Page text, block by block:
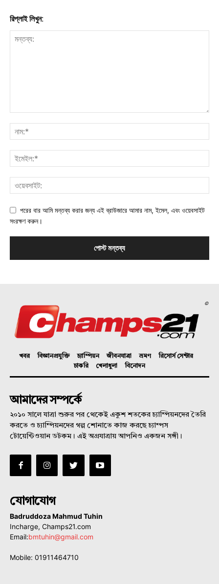
রিপ্লাই লিখুন:
পরের বার আমি মন্তব্য করার জন্য এই ব্রাউজারে আমার নাম, ইমেল, এবং ওয়েবসাইট
সংরক্ষণ করুন।
©
খবর বিজ্ঞানপ্রযুক্তি চ্যাম্পিয়ন জীবনযাত্রা ভ্রমণ
রিসোর্স সেন্টার
চাকরি
খেলাধুলা বিনোদন
আমাদের সম্পর্কে
২০১০ সালে যাত্রা শুরুর পর থেকেই একুশ শতকের চ্যাম্পিয়নদের তৈরি
করতে ও চ্যাম্পিয়নদের গল্প শোনাতে কাজ করছে চ্যাম্পস
টোয়েন্টিওয়ান ডটকম। এই অগ্রযাত্রায় আপনিও একজন সঙ্গী।
যোগাযোগ
Badruddoza Mahmud Tuhin
Incharge, Champs21.com
Email:bmtuhin@gmail.com
Mobile: 01911464710